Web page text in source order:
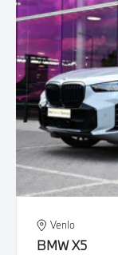
Venlo
BMWX5